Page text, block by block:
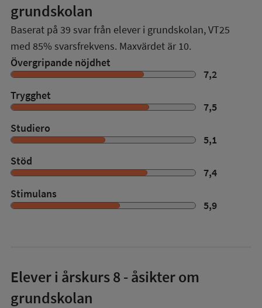
grundskolan
Baserat på 39 svar från elever i grundskolan,VT25
med 85% svarsfrekvens. Maxvärdet är 10.
Övergripande nöjdhet
7,2
Trygghet
7,5
Studiero
5,1
Stöd
7,4
Stimulans
5,9
Elever i årskurs 8- åsikter om
grundskolan